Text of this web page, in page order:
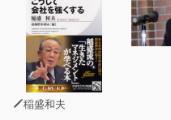
張にこだわる」――「はじ
【本書のおもな内容】
●地政学は「学問分野」
●「英米系地政学」と「
稲盛和夫